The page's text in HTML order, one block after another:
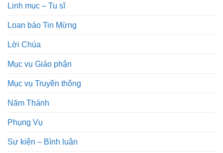
Linh mục – Tu sĩ
Loan báo Tin Mừng
Lời Chúa
Mục vụ Giáo phận
Mục vụ Truyền thông
Năm Thánh
Phụng Vụ
Sự kiện – Bình luận